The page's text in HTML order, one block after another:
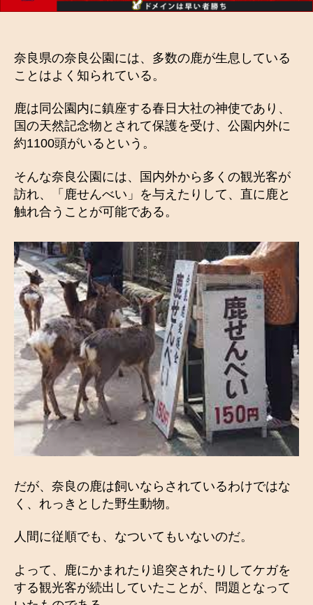
奈良県の奈良公園には、多数の鹿が生息している
ことはよく知られている。
鹿は同公園内に鎮座する春日大社の神使であり、
国の天然記念物とされて保護を受け、公園内外に
約1100頭がいるという。
そんな奈良公園には、国内外から多くの観光客が
訪れ、「鹿せんべい」を与えたりして、直に鹿と
触れ合うことが可能である。
だが、奈良の鹿は飼いならされているわけではな
く、れっきとした野生動物。
人間に従順でも、なついてもいないのだ。
よって、鹿にかまれたり追突されたりしてケガを
する観光客が続出していたことが、問題となって